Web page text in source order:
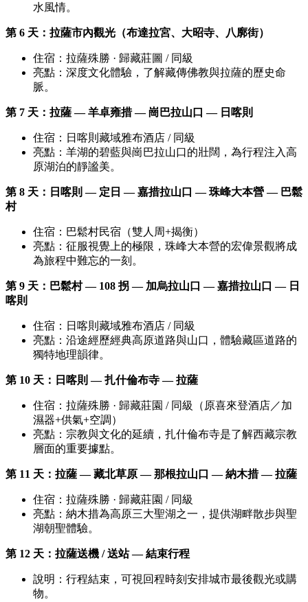
水風情。
第 6 天：拉薩市內觀光（布達拉宮、大昭寺、八廓街）
住宿：拉薩殊勝 · 歸藏莊圖 / 同級
亮點：深度文化體驗，了解藏傳佛教與拉薩的歷史命
脈。
第 7 天：拉薩 — 羊卓雍措 — 崗巴拉山口 — 日喀則
住宿：日喀則藏域雅布酒店 / 同級
亮點：羊湖的碧藍與崗巴拉山口的壯闊，為行程注入高
原湖泊的靜謐美。
第 8 天：日喀則 — 定日 — 嘉措拉山口 — 珠峰大本營 — 巴鬆
村
住宿：巴鬆村民宿（雙人周+揭衡）
亮點：征服視覺上的極限，珠峰大本營的宏偉景觀將成
為旅程中難忘的一刻。
第 9 天：巴鬆村 — 108 拐 — 加烏拉山口 — 嘉措拉山口 — 日
喀則
住宿：日喀則藏域雅布酒店 / 同級
亮點：沿途經歷經典高原道路與山口，體驗藏區道路的
獨特地理韻律。
第 10 天：日喀則 — 扎什倫布寺 — 拉薩
住宿：拉薩殊勝 · 歸藏莊園 / 同級（原喜來登酒店／加
濕器+供氣+空調）
亮點：宗教與文化的延續，扎什倫布寺是了解西藏宗教
層面的重要據點。
第 11 天：拉薩 — 藏北草原 — 那根拉山口 — 納木措 — 拉薩
住宿：拉薩殊勝 · 歸藏莊園 / 同級
亮點：納木措為高原三大聖湖之一，提供湖畔散步與聖
湖朝聖體驗。
第 12 天：拉薩送機 / 送站 — 結束行程
說明：行程結束，可視回程時刻安排城市最後觀光或購
物。